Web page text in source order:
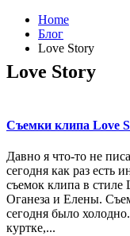
Home
Блог
Love Story
Love Story
Съемки клипа Love
Давно я что-то не
сегодня как раз есть
съемок клипа в стиле
Оганеза и Елены.
сегодня было
куртке,...